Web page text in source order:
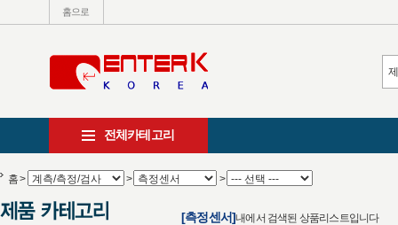
홈으로
전체카테고리
홈> > >
[측정센서]내에서 검색된 상품리스트입니다